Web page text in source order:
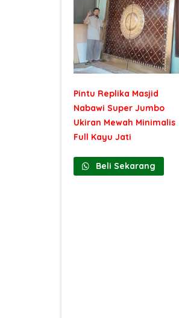
Pintu Replika Masjid
Nabawi Super Jumbo
Ukiran Mewah Minimalis
Full Kayu Jati
Beli Sekarang